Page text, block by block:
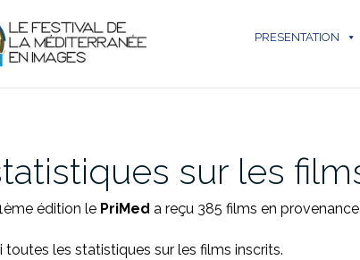
PRESENTATION
sur les
édition le PriMed a reçu 385 films en
toutes les statistiques sur les films inscrits.